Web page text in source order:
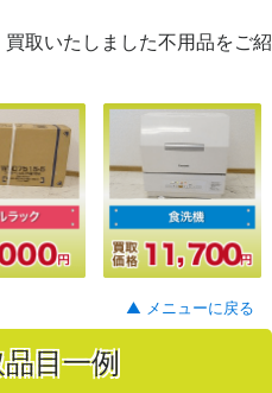
取いたしました不用品をご紹
▲ メニューに戻る
目一例